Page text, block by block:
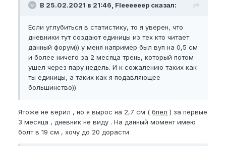
В 25.02.2021 в 21:46, Fleeeeeep сказал:
Если углубиться в статистику, то я уверен, что
дневники тут создают единицы из тех кто читает
данный форум)) у меня например был вуп на 0,5 см
и более ничего за 2 месяца трень, который потом
ушел через пару недель. И к сожалению таких как
ты единицы, а таких как я подавляющее
большинство))
Ятоже не верил , но я вырос на 2,7 см ( бпел ) за первые
3 месяца , дневник не виду . На данный момент имею
болт в 19 см , хочу до 20 дорасти